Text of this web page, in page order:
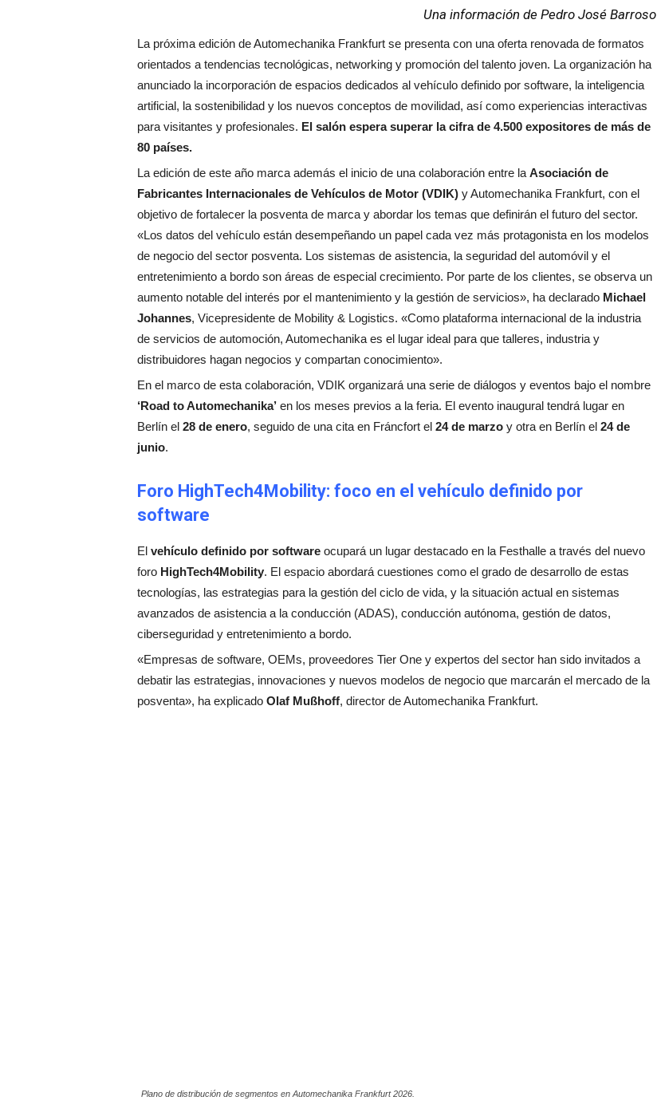
Una información de Pedro José Barroso
La próxima edición de Automechanika Frankfurt se presenta con una oferta renovada de formatos
orientados a tendencias tecnológicas, networking y promoción del talento joven. La organización ha
anunciado la incorporación de espacios dedicados al vehículo definido por software, la inteligencia
artificial, la sostenibilidad y los nuevos conceptos de movilidad, así como experiencias interactivas
para visitantes y profesionales. El salón espera superar la cifra de 4.500 expositores de más de
80 países.
La edición de este año marca además el inicio de una colaboración entre la Asociación de
Fabricantes Internacionales de Vehículos de Motor (VDIK) y Automechanika Frankfurt, con el
objetivo de fortalecer la posventa de marca y abordar los temas que definirán el futuro del sector.
«Los datos del vehículo están desempeñando un papel cada vez más protagonista en los modelos
de negocio del sector posventa. Los sistemas de asistencia, la seguridad del automóvil y el
entretenimiento a bordo son áreas de especial crecimiento. Por parte de los clientes, se observa un
aumento notable del interés por el mantenimiento y la gestión de servicios», ha declarado Michael
Johannes, Vicepresidente de Mobility & Logistics. «Como plataforma internacional de la industria
de servicios de automoción, Automechanika es el lugar ideal para que talleres, industria y
distribuidores hagan negocios y compartan conocimiento».
En el marco de esta colaboración, VDIK organizará una serie de diálogos y eventos bajo el nombre
‘Road to Automechanika’ en los meses previos a la feria. El evento inaugural tendrá lugar en
Berlín el 28 de enero, seguido de una cita en Fráncfort el 24 de marzo y otra en Berlín el 24 de
junio.
Foro HighTech4Mobility: foco en el vehículo definido por
software
El vehículo definido por software ocupará un lugar destacado en la Festhalle a través del nuevo
foro HighTech4Mobility. El espacio abordará cuestiones como el grado de desarrollo de estas
tecnologías, las estrategias para la gestión del ciclo de vida, y la situación actual en sistemas
avanzados de asistencia a la conducción (ADAS), conducción autónoma, gestión de datos,
ciberseguridad y entretenimiento a bordo.
«Empresas de software, OEMs, proveedores Tier One y expertos del sector han sido invitados a
debatir las estrategias, innovaciones y nuevos modelos de negocio que marcarán el mercado de la
posventa», ha explicado Olaf Mußhoff, director de Automechanika Frankfurt.
Plano de distribución de segmentos en Automechanika Frankfurt 2026.